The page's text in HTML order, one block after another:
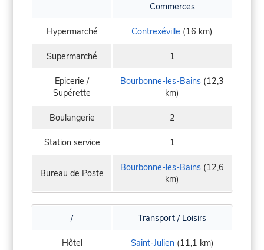
Commerces
Hypermarché Contrexéville (16 km)
Supermarché 1
Epicerie /
Supérette
Bourbonne-les-Bains (12,3
km)
Boulangerie 2
Station service 1
Bureau de Poste Bourbonne-les-Bains (12,6
km)
/ Transport / Loisirs
Hôtel Saint-Julien(11,1 km)